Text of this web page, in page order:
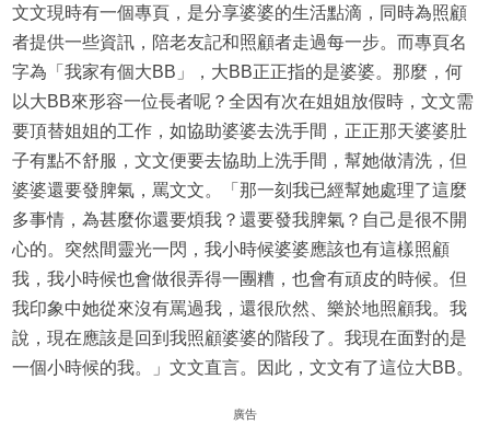
文文現時有一個專頁，是分享婆婆的生活點滴，同時為照顧
者提供一些資訊，陪老友記和照顧者走過每一步。而專頁名
字為「我家有個大BB」，大BB正正指的是婆婆。那麼，何
以大BB來形容一位長者呢？全因有次在姐姐放假時，文文需
要頂替姐姐的工作，如協助婆婆去洗手間，正正那天婆婆肚
子有點不舒服，文文便要去協助上洗手間，幫她做清洗，但
婆婆還要發脾氣，罵文文。「那一刻我已經幫她處理了這麼
多事情，為甚麼你還要煩我？還要發我脾氣？自己是很不開
心的。突然間靈光一閃，我小時候婆婆應該也有這樣照顧
我，我小時候也會做很弄得一團糟，也會有頑皮的時候。但
我印象中她從來沒有罵過我，還很欣然、樂於地照顧我。我
說，現在應該是回到我照顧婆婆的階段了。我現在面對的是
一個小時候的我。」文文直言。因此，文文有了這位大BB。
廣告